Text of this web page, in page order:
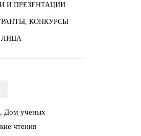
И ПРЕЗЕНТАЦИИ
КОНКУРСЫ
Дом ученых
чтения